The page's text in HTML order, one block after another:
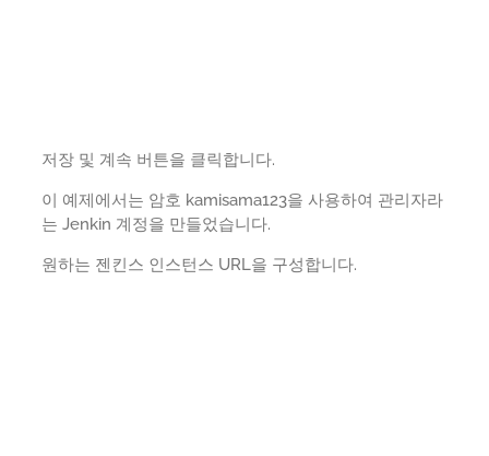
저장 및 계속 버튼을 클릭합니다.
이 예제에서는 암호 kamisama123을 사용하여 관리자라
는 Jenkin 계정을 만들었습니다.
원하는 젠킨스 인스턴스 URL을 구성합니다.